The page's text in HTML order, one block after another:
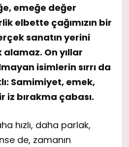
emeğe değer
elbette çağımızın bir
sanatın yerini
alamaz. On yıllar
isimlerin sırrı da
Samimiyet, emek,
iz bırakma çabası.
hızlı, daha parlak,
de, zamanın